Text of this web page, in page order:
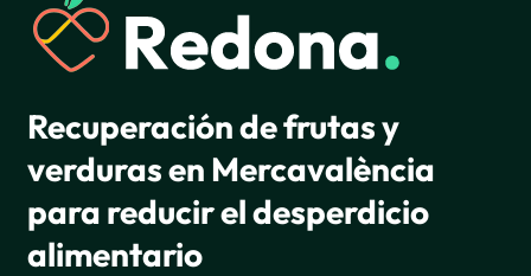
Recuperación de frutas y
verduras en Mercavalència
para reducir el desperdicio
alimentario